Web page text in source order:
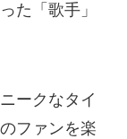
た「歌手」
ークなタイ
ファンを楽